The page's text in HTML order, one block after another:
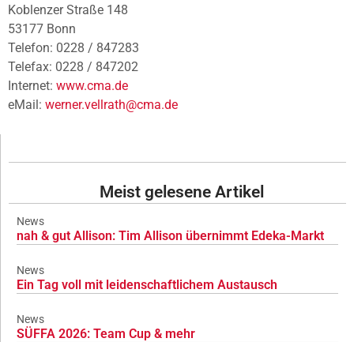
Koblenzer Straße 148
53177 Bonn
Telefon: 0228 / 847283
Telefax: 0228 / 847202
Internet: www.cma.de
eMail: werner.vellrath@cma.de
Meist gelesene Artikel
News
nah & gut Allison: Tim Allison übernimmt Edeka-Markt
News
Ein Tag voll mit leidenschaftlichem Austausch
News
SÜFFA 2026: Team Cup & mehr